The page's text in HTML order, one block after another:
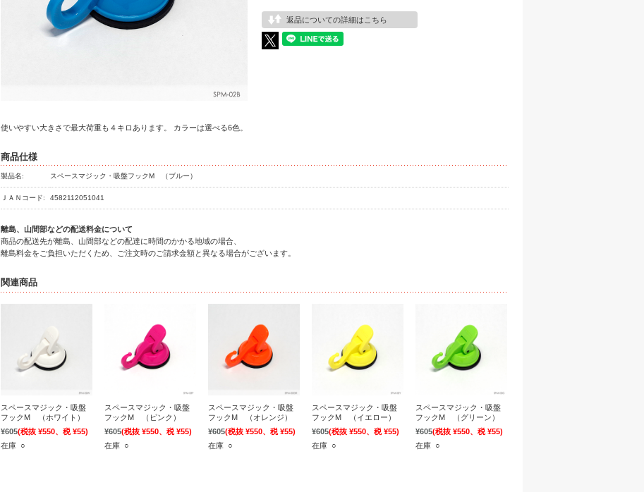
返品についての詳細はこちら
使いやすい大きさで最大荷重も４キロあります。 カラーは選べる6色。
商品仕様
製品名: スペースマジック・吸盤フックM （ブルー）
ＪＡＮコード: 4582112051041
離島、山間部などの配送料金について
商品の配送先が離島、山間部などの配達に時間のかかる地域の場合、
離島料金をご負担いただくため、ご注文時のご請求金額と異なる場合がございます。
関連商品
スペースマジック・吸盤
フックM （ホワイト）
¥605(税抜 ¥550、税 ¥55)
在庫 ○
スペースマジック・吸盤
フックM （ピンク）
¥605(税抜 ¥550、税 ¥55)
在庫 ○
スペースマジック・吸盤
フックM （オレンジ）
¥605(税抜 ¥550、税 ¥55)
在庫 ○
スペースマジック・吸盤
フックM （イエロー）
¥605(税抜 ¥550、税 ¥55)
在庫 ○
スペースマジック・吸盤
フックM （グリーン）
¥605(税抜 ¥550、税 ¥55)
在庫 ○